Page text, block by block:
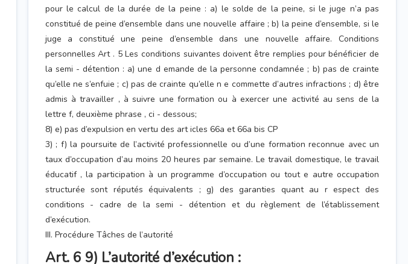
pour le calcul de la durée de la peine : a) le solde de la peine, si le juge n’a pas
constitué de peine d’ensemble dans une nouvelle affaire ; b) la peine d’ensemble, si le
juge a constitué une peine d’ensemble dans une nouvelle affaire. Conditions
personnelles Art . 5 Les conditions suivantes doivent être remplies pour bénéficier de
la semi - détention : a) une d emande de la personne condamnée ; b) pas de crainte
qu’elle ne s’enfuie ; c) pas de crainte qu’elle n e commette d’autres infractions ; d) être
admis à travailler , à suivre une formation ou à exercer une activité au sens de la
lettre f, deuxième phrase , ci - dessous;
8) e) pas d’expulsion en vertu des art icles 66a et 66a bis CP
3) ; f) la poursuite de l’activité professionnelle ou d’une formation reconnue avec un
taux d’occupation d’au moins 20 heures par semaine. Le travail domestique, le travail
éducatif , la participation à un programme d’occupation ou tout e autre occupation
structurée sont réputés équivalents ; g) des garanties quant au r espect des
conditions - cadre de la semi - détention et du règlement de l’établissement
d’exécution.
III. Procédure Tâches de l’autorité
Art. 6 9) L’autorité d’exécution :